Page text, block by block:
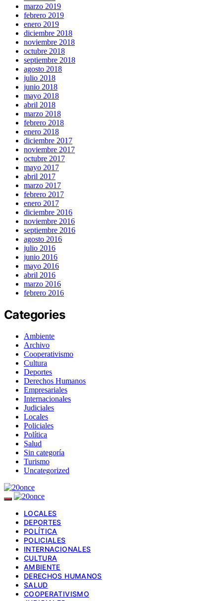
marzo 2019
febrero 2019
enero 2019
diciembre 2018
noviembre 2018
octubre 2018
septiembre 2018
agosto 2018
julio 2018
junio 2018
mayo 2018
abril 2018
marzo 2018
febrero 2018
enero 2018
diciembre 2017
noviembre 2017
octubre 2017
mayo 2017
abril 2017
marzo 2017
febrero 2017
enero 2017
diciembre 2016
noviembre 2016
septiembre 2016
agosto 2016
julio 2016
junio 2016
mayo 2016
abril 2016
marzo 2016
febrero 2016
Categories
Ambiente
Archivo
Cooperativismo
Cultura
Deportes
Derechos Humanos
Empresariales
Internacionales
Judiciales
Locales
Policiales
Política
Salud
Sin categoría
Turismo
Uncategorized
LOCALES
DEPORTES
POLÍTICA
POLICIALES
INTERNACIONALES
CULTURA
AMBIENTE
DERECHOS HUMANOS
SALUD
COOPERATIVISMO